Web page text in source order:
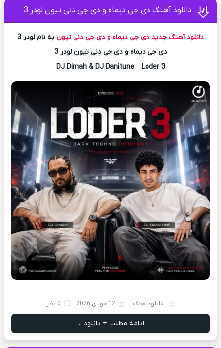
دانلود آهنگ دی جی دیماه و دی جی دنی تیون لودر 3
دانلود آهنگ جدید دی جی دیماه و دی جی دنی تیون به نام لودر 3
دی جی دیماه و دی جی دنی تیون لودر 3
DJ Dimah & DJ Danitune – Loder 3
دانلود آهنگ 12 جولای 2026 0 نظر
ادامه مطلب + دانلود ...